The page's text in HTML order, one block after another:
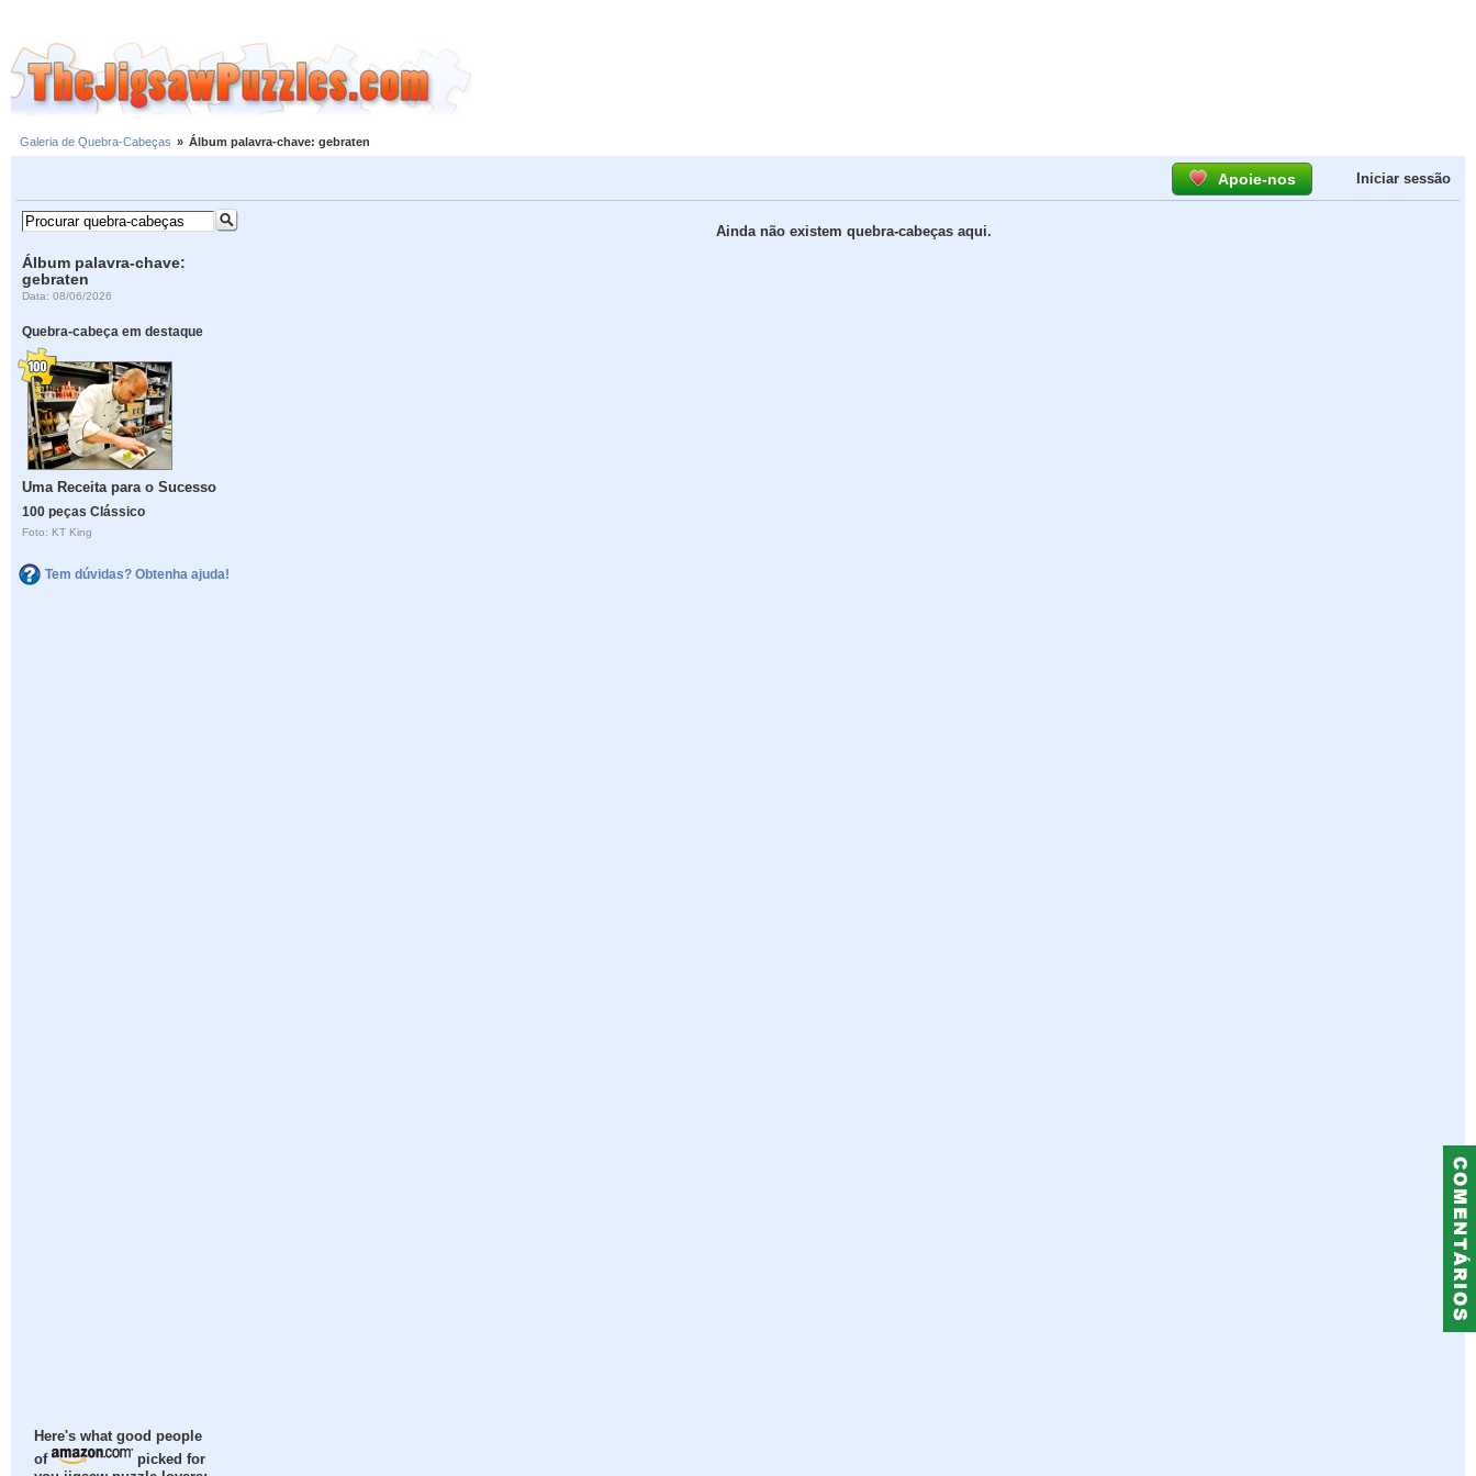
Galeria de Quebra-Cabeças » Álbum palavra-chave: gebraten
Apoie-nos Iniciar sessão
Álbum palavra-chave:
gebraten
Data: 08/06/2026
Quebra-cabeça em destaque
Uma Receita para o Sucesso
100 peças Clássico
Foto: KT King
Tem dúvidas? Obtenha ajuda!
Here's what good people
of
picked for
Ainda não existem quebra-cabeças aqui.